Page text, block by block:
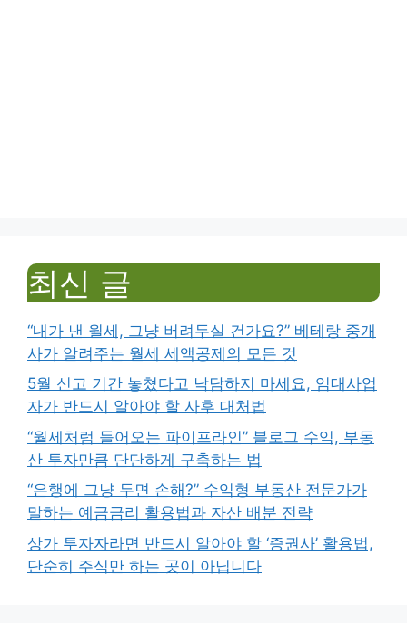
최신 글
“내가 낸 월세, 그냥 버려두실 건가요?” 베테랑 중개
사가 알려주는 월세 세액공제의 모든 것
5월 신고 기간 놓쳤다고 낙담하지 마세요, 임대사업
자가 반드시 알아야 할 사후 대처법
“월세처럼 들어오는 파이프라인” 블로그 수익, 부동
산 투자만큼 단단하게 구축하는 법
“은행에 그냥 두면 손해?” 수익형 부동산 전문가가
말하는 예금금리 활용법과 자산 배분 전략
상가 투자자라면 반드시 알아야 할 ‘증권사’ 활용법,
단순히 주식만 하는 곳이 아닙니다